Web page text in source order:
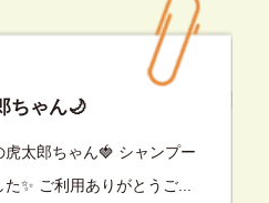
ちゃん🌙
太郎ちゃん🍓 シャンプー
✨ ご利用ありがとうご...